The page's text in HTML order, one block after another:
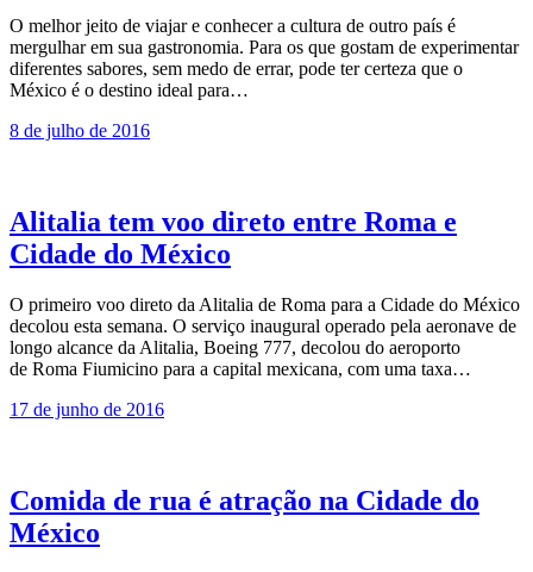
O melhor jeito de viajar e conhecer a cultura de outro país é
mergulhar em sua gastronomia. Para os que gostam de experimentar
diferentes sabores, sem medo de errar, pode ter certeza que o
México é o destino ideal para…
8 de julho de 2016
Alitalia tem voo direto entre Roma e
Cidade do México
O primeiro voo direto da Alitalia de Roma para a Cidade do México
decolou esta semana. O serviço inaugural operado pela aeronave de
longo alcance da Alitalia, Boeing 777, decolou do aeroporto
de Roma Fiumicino para a capital mexicana, com uma taxa…
17 de junho de 2016
Comida de rua é atração na Cidade do
México